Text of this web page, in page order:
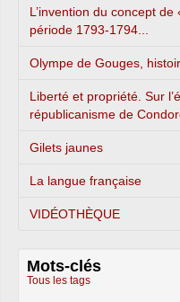
L’invention du concept
période 1793-1794...
Olympe de Gouges,
Liberté et propriété. Sur
républicanisme de
Gilets jaunes
La langue française
VIDÉOTHÈQUE
Mots-clés
Tous les tags